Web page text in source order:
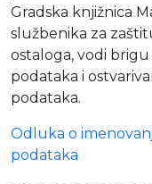
Gradska knjižnica
službenika za
ostaloga, vodi
podataka i
podataka.
Odluka o
podataka